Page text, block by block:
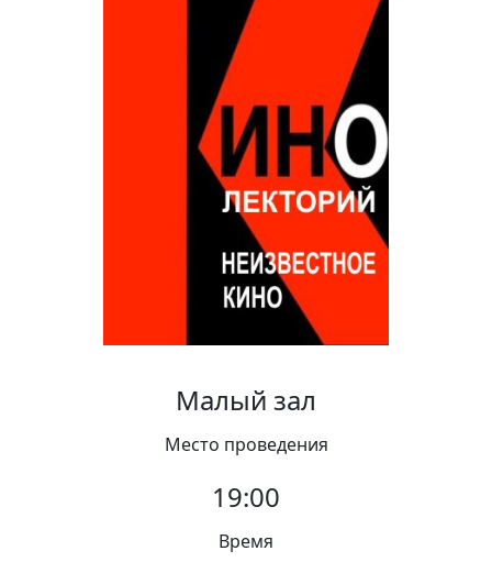
О Доме учёных
Виртуальный тур
Контакты
Вакансии
Малый зал
Место проведения
19:00
Время